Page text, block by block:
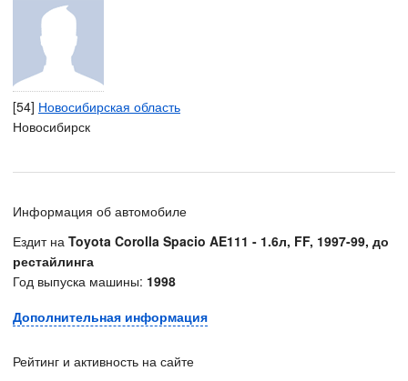
[54] Новосибирская область
Новосибирск
Информация об автомобиле
Ездит на Toyota Corolla Spacio AE111 - 1.6л, FF, 1997-99, до
рестайлинга
Год выпуска машины: 1998
Дополнительная информация
Рейтинг и активность на сайте